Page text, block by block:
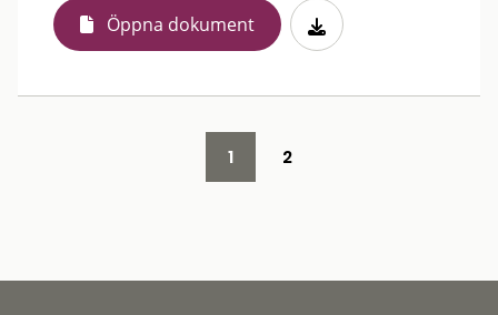
Öppna dokument
1 2